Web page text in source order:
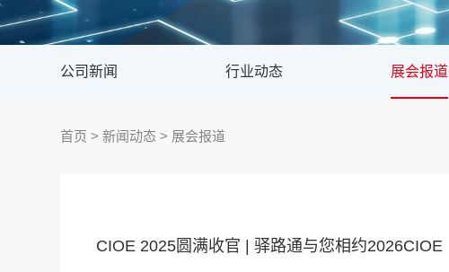
公司新闻 行业动态 展会报道
首页 >新闻动态 > 展会报道
CIOE 2025圆满收官 | 驿路通与您相约2026CIOE